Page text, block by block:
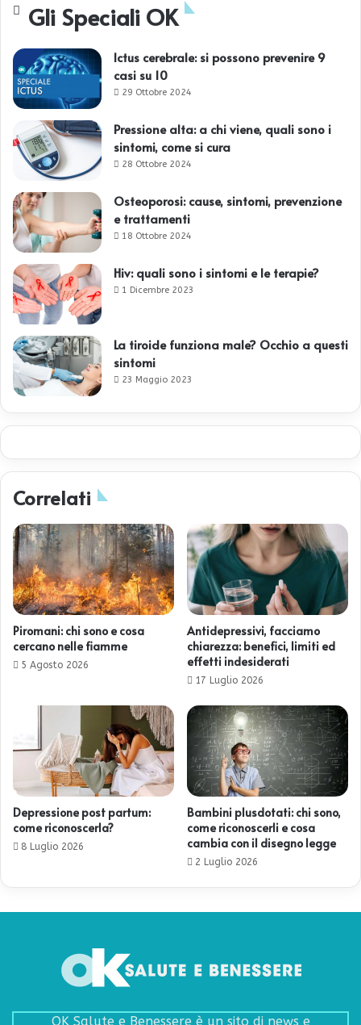
Gli Speciali OK
Ictus cerebrale: si possono prevenire 9
casi su 10
29 Ottobre 2024
Pressione alta: a chi viene, quali sono i
sintomi, come si cura
28 Ottobre 2024
Osteoporosi: cause, sintomi, prevenzione
e trattamenti
18 Ottobre 2024
Hiv: quali sono i sintomi e le terapie?
1 Dicembre 2023
La tiroide funziona male? Occhio a questi
sintomi
23 Maggio 2023
Correlati
Piromani: chi sono e cosa
cercano nelle fiamme
5 Agosto 2026
Antidepressivi, facciamo
chiarezza: benefici, limiti ed
effetti indesiderati
17 Luglio 2026
Depressione post partum:
come riconoscerla?
8 Luglio 2026
Bambini plusdotati: chi sono,
come riconoscerli e cosa
cambia con il disegno legge
2 Luglio 2026
OK Salute e Benessere è un sito di news e